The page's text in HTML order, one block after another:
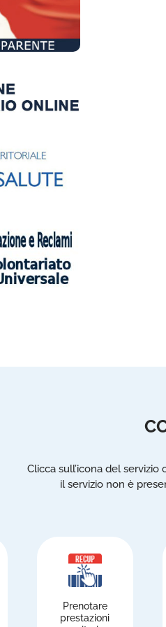
Clicca sull’icona del
il servizio non è
Prenotare
prestazioni